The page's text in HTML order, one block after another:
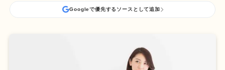
Googleで優先するソースとして追加